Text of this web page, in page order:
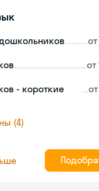
от
- короткие
(4)